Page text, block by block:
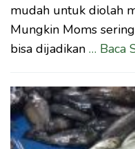
mudah untuk diolah
Mungkin Moms
bisa dijadikan … Baca